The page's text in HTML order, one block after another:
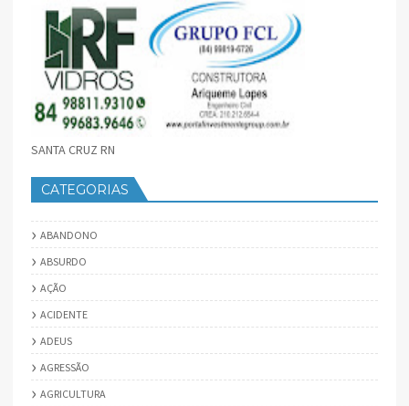
SANTA CRUZ RN
CATEGORIAS
ABANDONO
ABSURDO
AÇÃO
ACIDENTE
ADEUS
AGRESSÃO
AGRICULTURA